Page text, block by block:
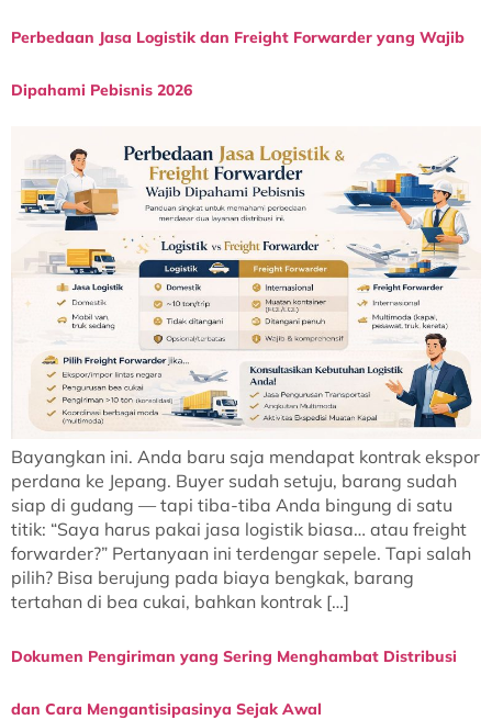
Perbedaan Jasa Logistik dan Freight Forwarder yang Wajib
Dipahami Pebisnis 2026
Bayangkan ini. Anda baru saja mendapat kontrak ekspor
perdana ke Jepang. Buyer sudah setuju, barang sudah
siap di gudang — tapi tiba-tiba Anda bingung di satu
titik: “Saya harus pakai jasa logistik biasa… atau freight
forwarder?” Pertanyaan ini terdengar sepele. Tapi salah
pilih? Bisa berujung pada biaya bengkak, barang
tertahan di bea cukai, bahkan kontrak […]
Dokumen Pengiriman yang Sering Menghambat Distribusi
dan Cara Mengantisipasinya Sejak Awal